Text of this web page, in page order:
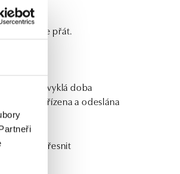
jen budete přát.
je obvyklá doba
vyřízena a odeslána
dodání upřesnit